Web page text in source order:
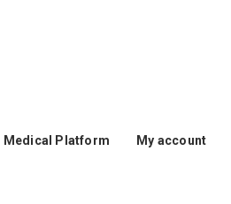
Medical Platform My account